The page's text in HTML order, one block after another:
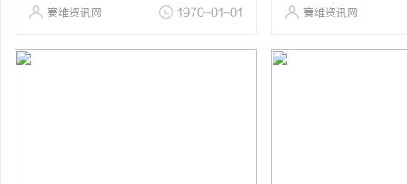
赛维资讯网 1970-01-01 赛维资讯网